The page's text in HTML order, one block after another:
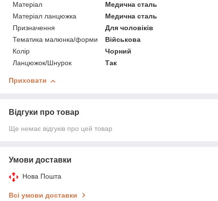
Матеріал
Медична сталь
Матеріал ланцюжка
Медична сталь
Призначення
Для чоловіків
Тематика малюнка/форми
Військова
Колір
Чорний
Ланцюжок/Шнурок
Так
Приховати
Відгуки про товар
Ще немає відгуків про цей товар
Умови доставки
Нова Пошта
Всі умови доставки